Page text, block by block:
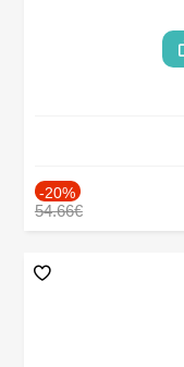
-20%
54.66€